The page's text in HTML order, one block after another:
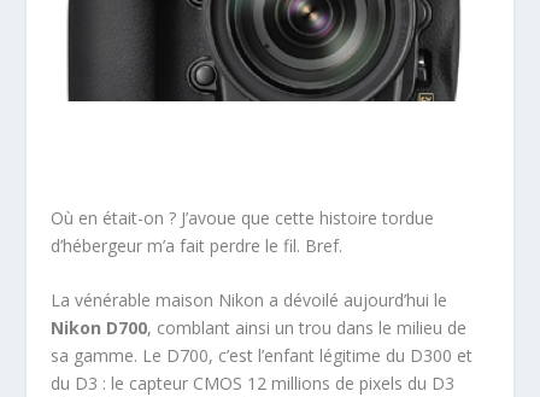
Où en était-on ? J’avoue que cette histoire tordue
d’hébergeur m’a fait perdre le fil. Bref.
La vénérable maison Nikon a dévoilé aujourd’hui le
Nikon D700, comblant ainsi un trou dans le milieu de
sa gamme. Le D700, c’est l’enfant légitime du D300 et
du D3 : le capteur CMOS 12 millions de pixels du D3